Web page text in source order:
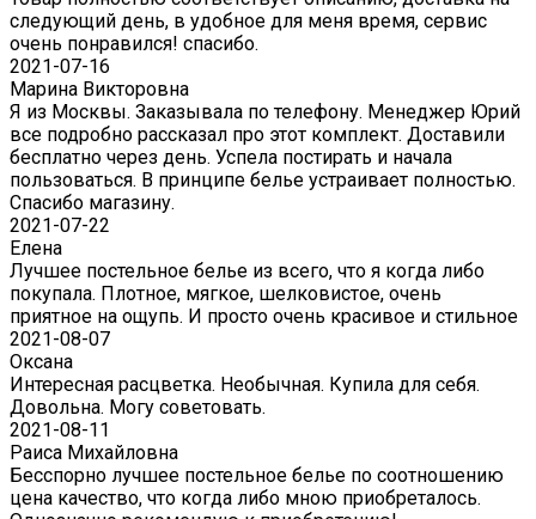
следующий день, в удобное для меня время, сервис
очень понравился! спасибо.
2021-07-16
Марина Викторовна
Я из Москвы. Заказывала по телефону. Менеджер Юрий
все подробно рассказал про этот комплект. Доставили
бесплатно через день. Успела постирать и начала
пользоваться. В принципе белье устраивает полностью.
Спасибо магазину.
2021-07-22
Eлена
Лучшее постельное белье из всего, что я когда либо
покупала. Плотное, мягкое, шелковистое, очень
приятное на ощупь. И просто очень красивое и стильное
2021-08-07
Оксана
Интересная расцветка. Необычная. Купила для себя.
Довольна. Могу советовать.
2021-08-11
Раиса Михайловна
Бесспорно лучшее постельное белье по соотношению
цена качество, что когда либо мною приобреталось.